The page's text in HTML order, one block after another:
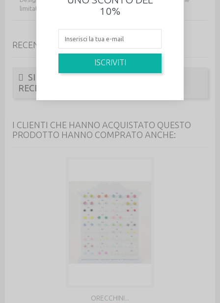
limitata Reflections.
RECENSIONI
SII IL PRIMO A SCRIVERE UNA
RECENSIONE!
I CLIENTI CHE HANNO ACQUISTATO QUESTO
PRODOTTO HANNO COMPRATO ANCHE:
ORECCHINI...
10%
ISCRIVITI